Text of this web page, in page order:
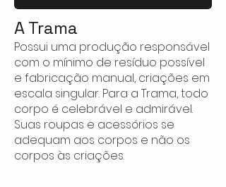
A Trama
Possui uma produção responsável
com o mínimo de resíduo possível
e fabricação manual, criações em
escala singular. Para a Trama, todo
corpo é celebrável e admirável.
Suas roupas e acessórios se
adequam aos corpos e não os
corpos às criações.